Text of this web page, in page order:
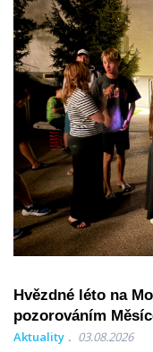
Hvězdné léto na
pozorováním
Aktuality 03.08.2026